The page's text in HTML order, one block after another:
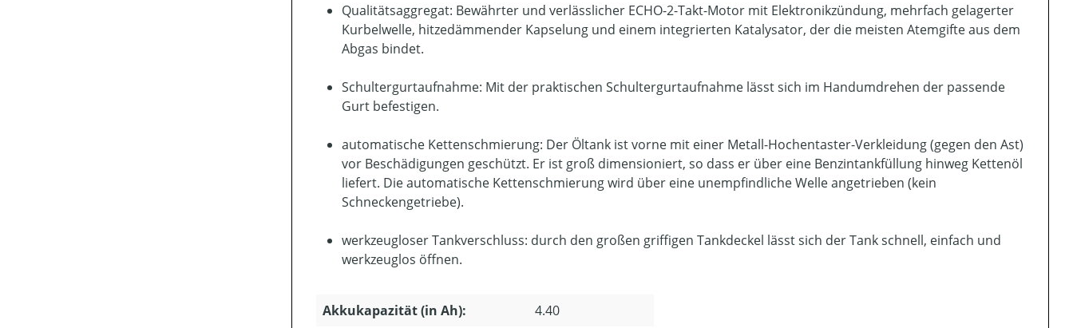
Qualitätsaggregat: Bewährter und verlässlicher ECHO-2-Takt-Motor mit Elektronikzündung, mehrfach gelagerter
Kurbelwelle, hitzedämmender Kapselung und einem integrierten Katalysator, der die meisten Atemgifte aus dem
Abgas bindet.
Schultergurtaufnahme: Mit der praktischen Schultergurtaufnahme lässt sich im Handumdrehen der passende
Gurt befestigen.
automatische Kettenschmierung: Der Öltank ist vorne mit einer Metall-Hochentaster-Verkleidung (gegen den Ast)
vor Beschädigungen geschützt. Er ist groß dimensioniert, so dass er über eine Benzintankfüllung hinweg Kettenöl
liefert. Die automatische Kettenschmierung wird über eine unempfindliche Welle angetrieben (kein
Schneckengetriebe).
werkzeugloser Tankverschluss: durch den großen griffigen Tankdeckel lässt sich der Tank schnell, einfach und
werkzeuglos öffnen.
Akkukapazität (in Ah):
4.40